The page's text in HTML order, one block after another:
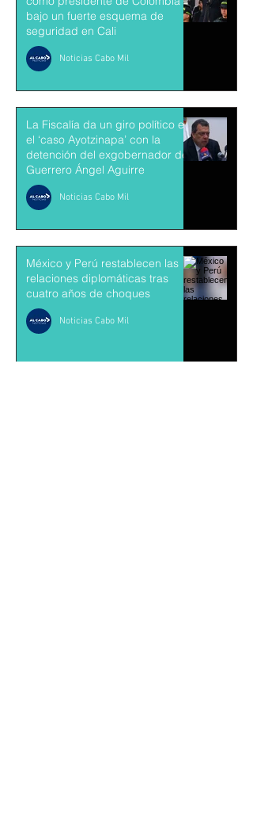
bajo un fuerte esquema de
seguridad en Cali
Noticias Cabo Mil
La Fiscalía da un giro político en
el ‘caso Ayotzinapa’ con la
detención del exgobernador de
Guerrero Ángel Aguirre
Noticias Cabo Mil
México y Perú restablecen las
relaciones diplomáticas tras
cuatro años de choques
Noticias Cabo Mil